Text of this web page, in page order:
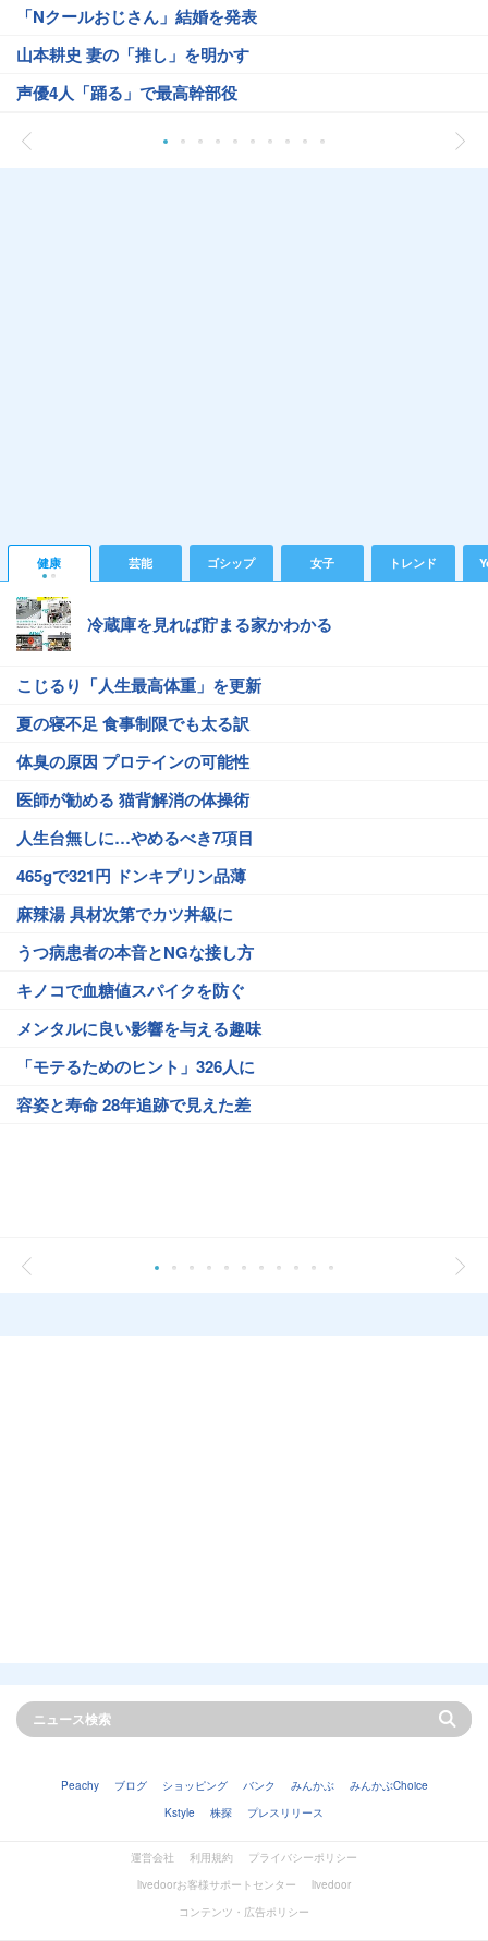
「Nクールおじさん」結婚を発表
山本耕史 妻の「推し」を明かす
声優4人「踊る」で最高幹部役
健康 芸能 ゴシップ 女子 トレンド
冷蔵庫を見れば貯まる家かわかる
こじるり「人生最高体重」を更新
夏の寝不足 食事制限でも太る訳
体臭の原因 プロテインの可能性
医師が勧める 猫背解消の体操術
人生台無しに…やめるべき7項目
465gで321円 ドンキプリン品薄
麻辣湯 具材次第でカツ丼級に
うつ病患者の本音とNGな接し方
キノコで血糖値スパイクを防ぐ
メンタルに良い影響を与える趣味
「モテるためのヒント」326人に
容姿と寿命 28年追跡で見えた差
Peachy ブログ ショッピング バンク みんかぶ
みんかぶChoice
Kstyle
株探 プレスリリース
運営会社 利用規約
プライバシーポリシー
livedoorお客様サポートセンター
livedoor
コンテンツ・広告ポリシー